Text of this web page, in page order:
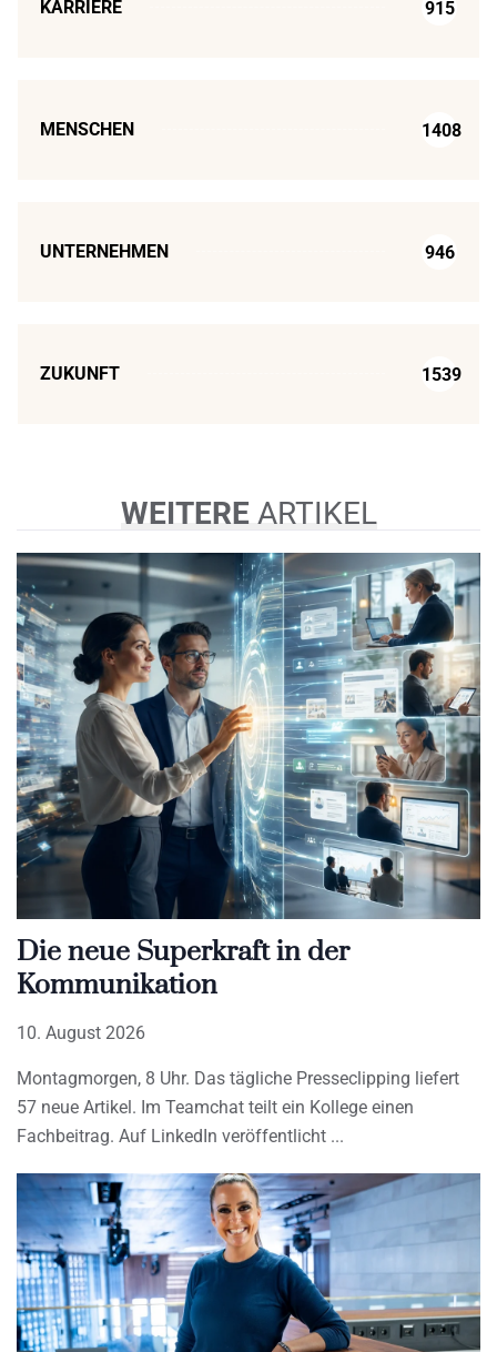
KARRIERE 915
MENSCHEN 1408
UNTERNEHMEN 946
ZUKUNFT 1539
WEITERE ARTIKEL
Die neue Superkraft in der
Kommunikation
10. August 2026
Montagmorgen, 8 Uhr. Das tägliche Presseclipping liefert
57 neue Artikel. Im Teamchat teilt ein Kollege einen
Fachbeitrag. Auf LinkedIn veröffentlicht